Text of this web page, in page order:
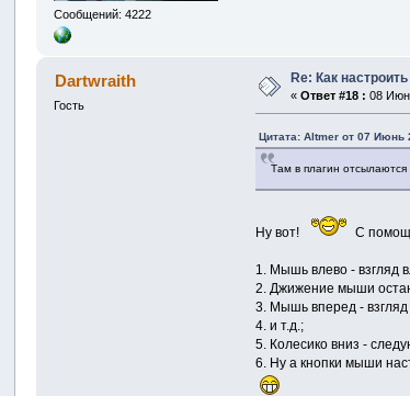
Сообщений: 4222
Dartwraith
Гость
Re: Как
«Ответ #18 : 08
Цитата: Altmer от 07 Июнь
Там в плагин отсылаются
Ну вот! С
1. Мышь влево - взгляд
2. Джижение мыши
3. Мышь вперед - взгляд
4. и т.д.;
5. Колесико вниз -
6. Ну а кнопки мыши